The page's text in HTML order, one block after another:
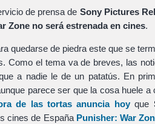
de prensa de Sony Pictures
Zone no será estrenada en cines.
quedarse de piedra este que se
Como el tema va de breves, las
a nadie le de un patatús. En
parece ser que la cosa huele
de las tortas anuncia hoyque
cines de España Punisher: War